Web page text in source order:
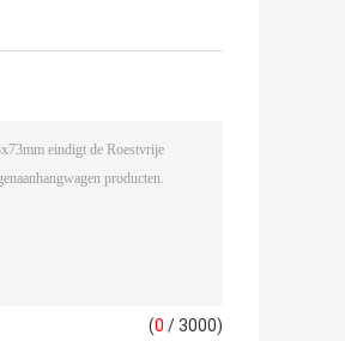
(0 / 3000)